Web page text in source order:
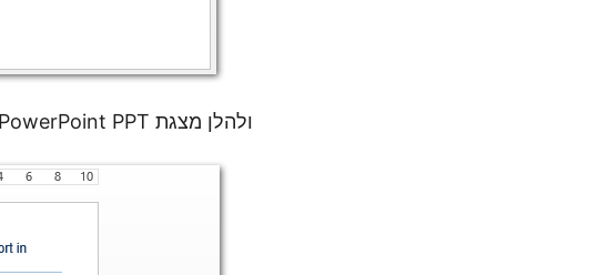
ולהלן מצגת PowerPoint PPT שהוסבה.